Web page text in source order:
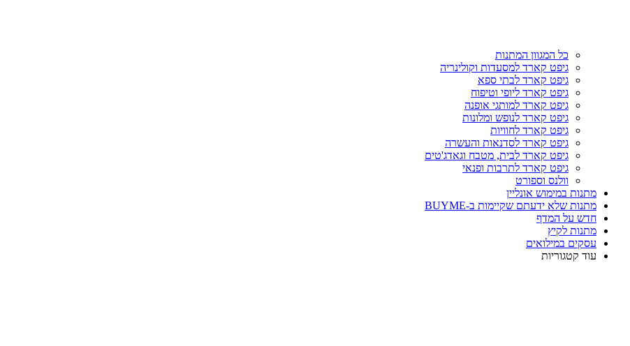
כל המגוון המתנות
גיפט קארד למסעדות וקולינריה
גיפט קארד לבתי ספא
גיפט קארד ליופי וטיפוח
גיפט קארד למותגי אופנה
גיפט קארד לנופש ומלונות
גיפט קארד לחוויות
גיפט קארד לסדנאות והעשרה
גיפט קארד לבית, מטבח וגאדג'טים
גיפט קארד לתרבות ופנאי
וולנס וספורט
מתנות במימוש אונליין
מתנות שלא ידעתם שקיימות ב-BUYME
חדש על המדף
מתנות לקיץ
עסקים במילואים
עוד קטגוריות